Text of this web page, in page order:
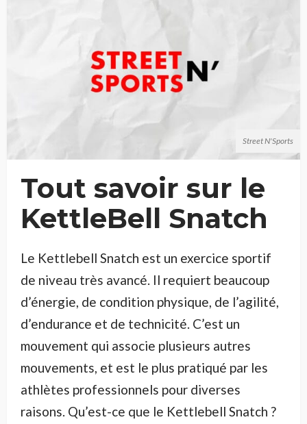
Street N'Sports
Tout savoir sur le
KettleBell Snatch
Le Kettlebell Snatch est un exercice sportif
de niveau très avancé. Il requiert beaucoup
d’énergie, de condition physique, de l’agilité,
d’endurance et de technicité. C’est un
mouvement qui associe plusieurs autres
mouvements, et est le plus pratiqué par les
athlètes professionnels pour diverses
raisons. Qu’est-ce que le Kettlebell Snatch ?